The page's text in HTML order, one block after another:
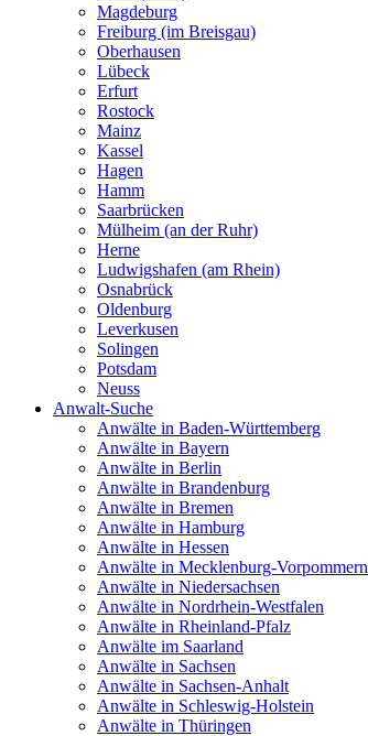
Magdeburg
Freiburg (im Breisgau)
Oberhausen
Lübeck
Erfurt
Rostock
Mainz
Kassel
Hagen
Hamm
Saarbrücken
Mülheim (an der Ruhr)
Herne
Ludwigshafen (am Rhein)
Osnabrück
Oldenburg
Leverkusen
Solingen
Potsdam
Neuss
Anwalt-Suche
Anwälte in Baden-Württemberg
Anwälte in Bayern
Anwälte in Berlin
Anwälte in Brandenburg
Anwälte in Bremen
Anwälte in Hamburg
Anwälte in Hessen
Anwälte in Mecklenburg-Vorpommern
Anwälte in Niedersachsen
Anwälte in Nordrhein-Westfalen
Anwälte in Rheinland-Pfalz
Anwälte im Saarland
Anwälte in Sachsen
Anwälte in Sachsen-Anhalt
Anwälte in Schleswig-Holstein
Anwälte in Thüringen